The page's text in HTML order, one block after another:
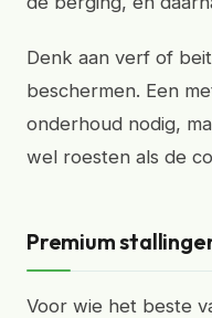
Denk aan verf of
beschermen. Een
onderhoud nodig,
wel roesten als de
Premium
Voor wie het beste